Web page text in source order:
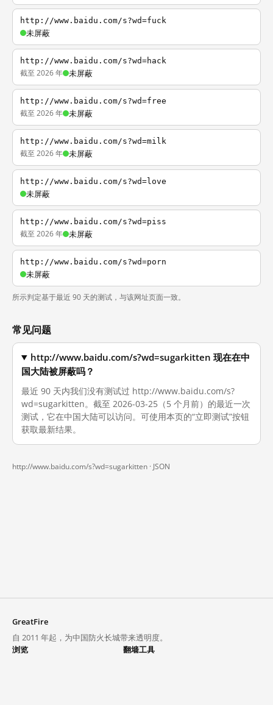
http://www.baidu.com/s?wd=fuck
未屏蔽
http://www.baidu.com/s?wd=hack
截至 2026 年 未屏蔽
http://www.baidu.com/s?wd=free
截至 2026 年 未屏蔽
http://www.baidu.com/s?wd=milk
截至 2026 年 未屏蔽
http://www.baidu.com/s?wd=love
未屏蔽
http://www.baidu.com/s?wd=piss
截至 2026 年 未屏蔽
http://www.baidu.com/s?wd=porn
未屏蔽
所示判定基于最近 90 天的测试，与该网址页面一致。
常见问题
http://www.baidu.com/s?wd=sugarkitten 现在在中
国大陆被屏蔽吗？
最近 90 天内我们没有测试过 http://www.baidu.com/s?
wd=sugarkitten。截至 2026-03-25（5 个月前）的最近一次
测试，它在中国大陆可以访问。可使用本页的“立即测试”按钮
获取最新结果。
http://www.baidu.com/s?wd=sugarkitten · JSON
GreatFire
自 2011 年起，为中国防火长城带来透明度。
浏览
翻墙工具